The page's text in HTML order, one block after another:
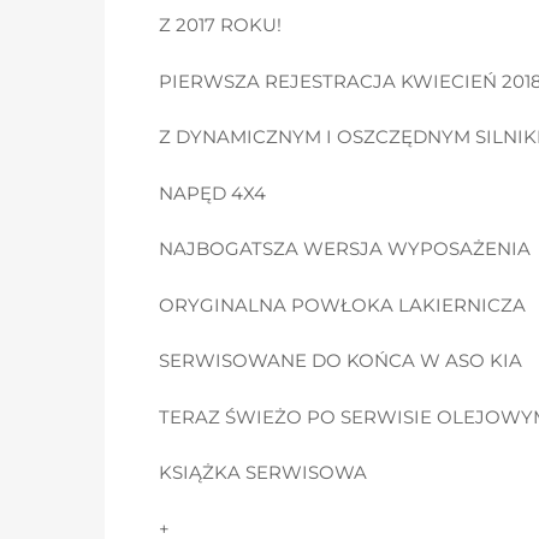
Z 2017 ROKU!
PIERWSZA REJESTRACJA KWIECIEŃ
Z DYNAMICZNYM I OSZCZĘDNYM
NAPĘD 4X4
NAJBOGATSZA WERSJA WYPOSAŻENIA
ORYGINALNA POWŁOKA LAKIERNICZA
SERWISOWANE DO KOŃCA W ASO KIA
TERAZ ŚWIEŻO PO SERWISIE
KSIĄŻKA SERWISOWA
+